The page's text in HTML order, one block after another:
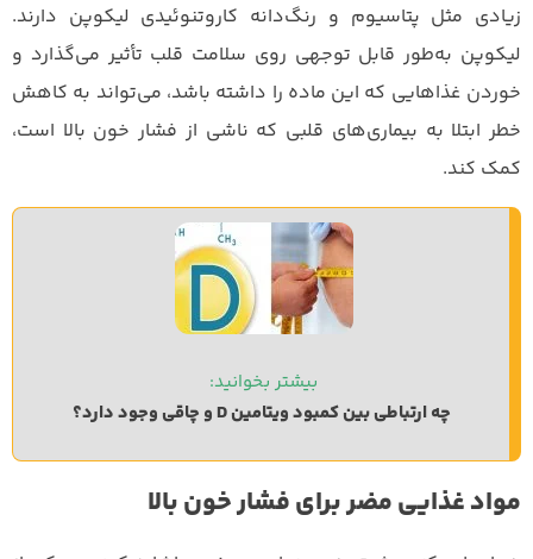
زیادی مثل پتاسیوم و رنگ‌دانه کاروتنوئیدی لیکوپن دارند.
لیکوپن به‌طور قابل توجهی روی سلامت قلب تأثیر می‌گذارد و
خوردن غذاهایی که این ماده را داشته باشد،‌ می‌تواند به کاهش
خطر ابتلا به بیماری‌های قلبی که ناشی از فشار خون بالا است،
کمک کند.
بیشتر بخوانید:
چه ارتباطی بین کمبود ویتامین D و چاقی وجود دارد؟
مواد غذایی مضر برای فشار خون بالا